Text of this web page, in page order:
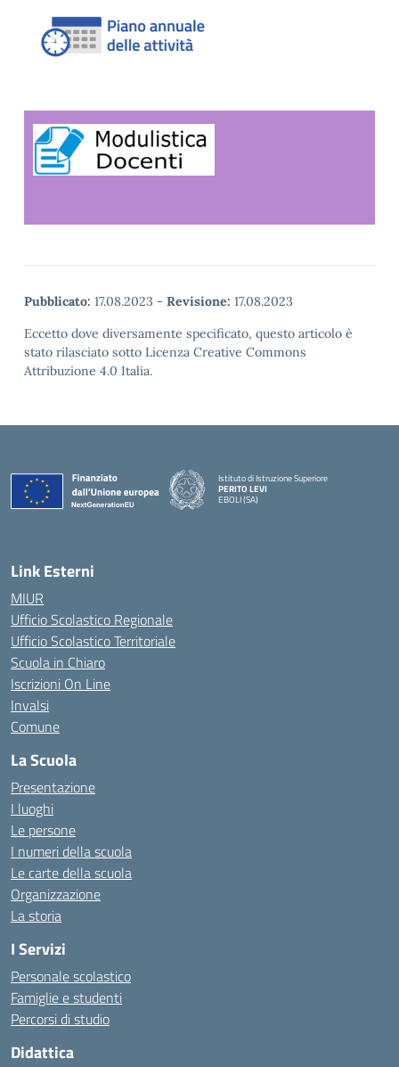
Pubblicato: 17.08.2023 - Revisione: 17.08.2023
Eccetto dove diversamente specificato, questo articolo è
stato rilasciato sotto Licenza Creative Commons
Attribuzione 4.0 Italia.
Istituto di Istruzione Superiore
PERITO LEVI
EBOLI (SA)
Link Esterni
MIUR
Ufficio Scolastico Regionale
Ufficio Scolastico Territoriale
Scuola in Chiaro
Iscrizioni On Line
Invalsi
Comune
La Scuola
Presentazione
I luoghi
Le persone
I numeri della scuola
Le carte della scuola
Organizzazione
La storia
I Servizi
Personale scolastico
Famiglie e studenti
Percorsi di studio
Didattica